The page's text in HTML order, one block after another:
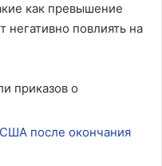
как превышение
повлиять на
приказов о
США после окончания